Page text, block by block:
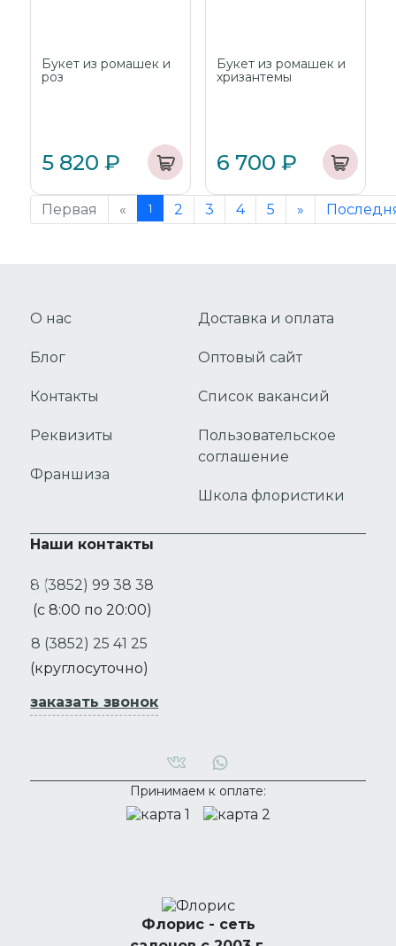
Букет из ромашек и
роз
5 820 ₽
Букет из ромашек и
хризантемы
6 700 ₽
Первая « 1 2 3 4 5 »
Флорис - сеть
Принимаем к оплате:
О нас
Блог
Контакты
Реквизиты
Франшиза
Доставка и оплата
Оптовый сайт
Список вакансий
Пользовательское
соглашение
Школа флористики
Наши контакты
8 (3852) 99 38 38
(с 8:00 по 20:00)
8 (3852) 25 41 25
(круглосуточно)
заказать звонок